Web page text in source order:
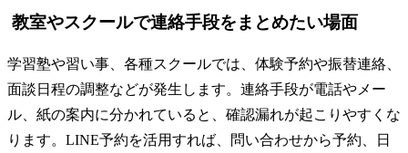
教室やスクールで連絡手段をまとめたい場面
学習塾や習い事、各種スクールでは、体験予約や振替連絡、
面談日程の調整などが発生します。連絡手段が電話やメー
ル、紙の案内に分かれていると、確認漏れが起こりやすくな
ります。LINE予約を活用すれば、問い合わせから予約、日